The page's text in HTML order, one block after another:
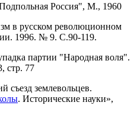
Россия", М., 1960
в русском революционном
1996. № 9. С.90-119.
партии "Народная воля".
стр. 77
съезд землевольцев.
. Исторические науки»,